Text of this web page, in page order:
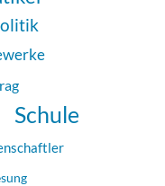
Schule